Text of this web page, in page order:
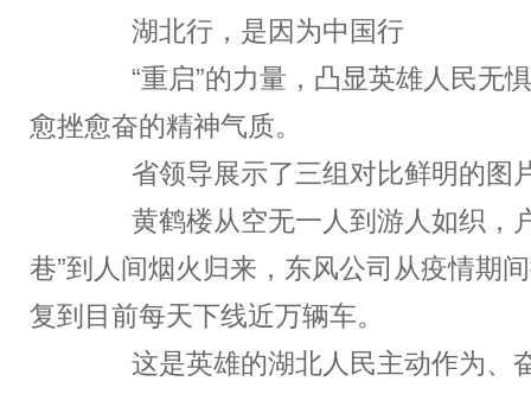
湖北行，是因为中国行
“重启”的力量，凸显英雄人民无
愈挫愈奋的精神气质。
省领导展示了三组对比鲜明的
黄鹤楼从空无一人到游人如织，
巷”到人间烟火归来，东风公司从疫情期
复到目前每天下线近万辆车。
这是英雄的湖北人民主动作为、